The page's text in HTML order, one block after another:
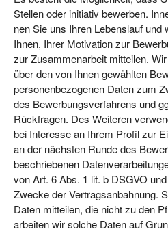
Stel­len oder initia­tiv bewer­ben.
nen Sie uns Ihren Lebens­lauf und
Ihnen, Ihrer Moti­va­ti­on zur
zur Zusam­men­ar­beit mit­tei­len.
über den von Ihnen gewähl­ten
per­so­nen­be­zo­ge­nen Daten zum
des Bewer­bungs­ver­fah­rens und
Rück­fra­gen. Des Wei­te­ren
bei Inter­es­se an Ihrem Pro­fil zur
an der nächs­ten Run­de des
beschrie­be­nen
von Art. 6 Abs. 1 lit. b DSGVO
Zwe­cke der Ver­trags­an­bah­nung.
Daten mit­tei­len, die nicht zu den
ar­bei­ten wir sol­che Daten auf